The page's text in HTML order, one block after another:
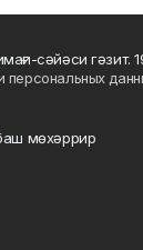
сәйәси гәзит.
персональных
мөхәррир